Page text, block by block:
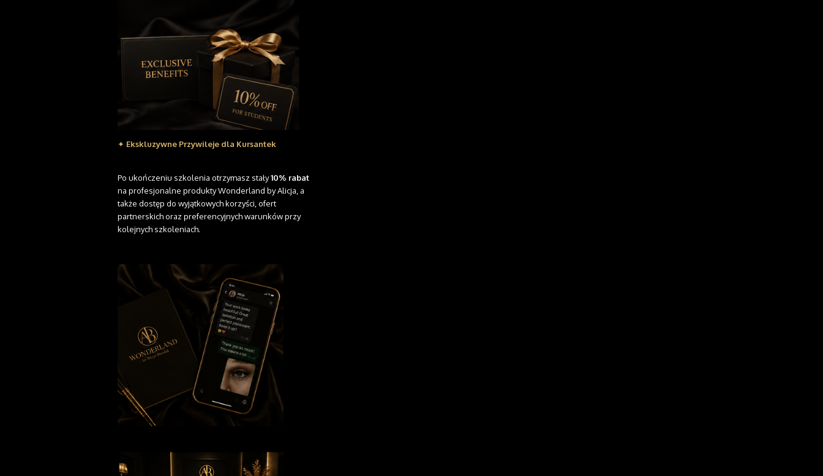
✦ Ekskluzywne Przywileje dla Kursantek
Po ukończeniu szkolenia otrzymasz stały10% rabat
na profesjonalne produkty Wonderland by Alicja, a
także dostęp do wyjątkowych korzyści, ofert
partnerskich oraz preferencyjnych warunków przy
kolejnych szkoleniach.